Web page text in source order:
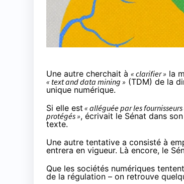
Une autre cherchait à « clarifier » la
« text and data mining » (TDM) de la
unique numérique.
Si elle est « alléguée par les
protégés », écrivait le Sénat dans son
texte.
Une autre tentative a consisté à
entrera en vigueur. Là encore, le
Que les sociétés numériques
de la régulation – on retrouve